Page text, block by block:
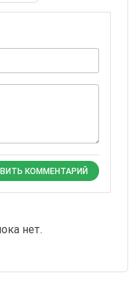
КОММЕНТАРИЙ
нет.